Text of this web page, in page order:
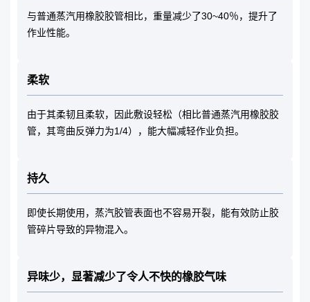
与普通蒸汽用橡胶胶管相比，重量减少了30~40％，提升了
作业性能。
柔软
由于其柔韧且柔软，因此敷设轻松（相比普通蒸汽用橡胶胶
管，其弯曲反弹力为1/4），能大幅减轻作业负担。
持久
即使长期使用，蒸汽胶管表面也不容易开裂，能有效防止胶
管碎片导致的异物混入。
异味少，显著减少了令人不快的橡胶气味